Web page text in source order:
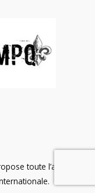
toute l’actualité